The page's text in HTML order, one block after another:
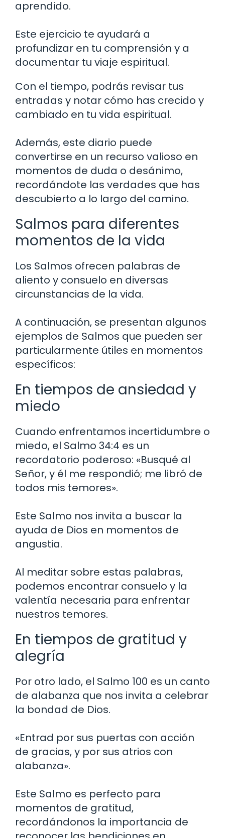
aprendido.
Este ejercicio te ayudará a
profundizar en tu comprensión y a
documentar tu viaje espiritual.
Con el tiempo, podrás revisar tus
entradas y notar cómo has crecido y
cambiado en tu vida espiritual.
Además, este diario puede
convertirse en un recurso valioso en
momentos de duda o desánimo,
recordándote las verdades que has
descubierto a lo largo del camino.
Salmos para diferentes
momentos de la vida
Los Salmos ofrecen palabras de
aliento y consuelo en diversas
circunstancias de la vida.
A continuación, se presentan algunos
ejemplos de Salmos que pueden ser
particularmente útiles en momentos
específicos:
En tiempos de ansiedad y
miedo
Cuando enfrentamos incertidumbre o
miedo, el Salmo 34:4 es un
recordatorio poderoso: «Busqué al
Señor, y él me respondió; me libró de
todos mis temores».
Este Salmo nos invita a buscar la
ayuda de Dios en momentos de
angustia.
Al meditar sobre estas palabras,
podemos encontrar consuelo y la
valentía necesaria para enfrentar
nuestros temores.
En tiempos de gratitud y
alegría
Por otro lado, el Salmo 100 es un canto
de alabanza que nos invita a celebrar
la bondad de Dios.
«Entrad por sus puertas con acción
de gracias, y por sus atrios con
alabanza».
Este Salmo es perfecto para
momentos de gratitud,
recordándonos la importancia de